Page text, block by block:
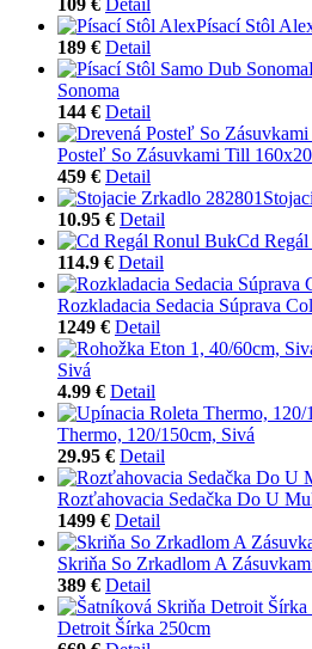
Písací Stôl
189 € Detail
Sonoma
144 € Detail
Posteľ So Zásuvkami Till
459 € Detail
10.95 € Detail
Cd
114.9 € Detail
Rozkladacia Sedacia Súprava
1249 € Detail
Sivá
4.99 € Detail
Thermo, 120/150cm, Sivá
29.95 € Detail
Rozťahovacia Sedačka Do U
1499 € Detail
Skriňa So Zrkadlom A
389 € Detail
Detroit Šírka 250cm